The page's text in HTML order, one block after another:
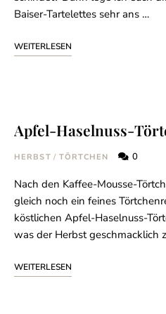
Baiser-Tartelettes sehr ans …
WEITERLESEN
Apfel-Haselnuss-
HERBST / TÖRTCHEN 0
Nach den Kaffee-Mousse-
gleich noch ein feines
köstlichen Apfel-Haselnuss-
was der Herbst geschmacklich
WEITERLESEN